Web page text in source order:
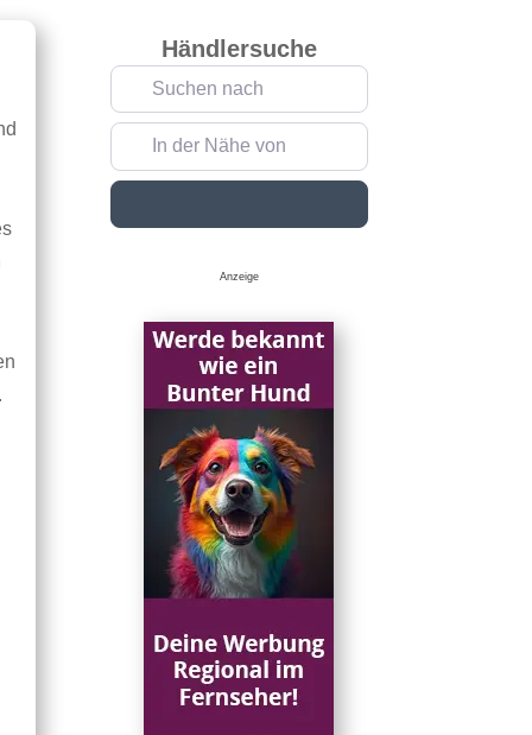
Händlersuche
Suchen nach
In der Nähe von
Anzeige